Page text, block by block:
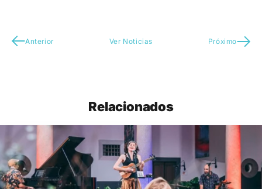
Anterior Ver Noticias Próximo
Relacionados